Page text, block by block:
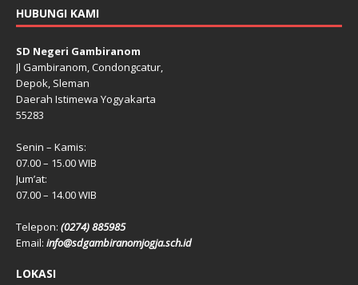
HUBUNGI KAMI
SD Negeri Gambiranom
Jl Gambiranom, Condongcatur,
Depok, Sleman
Daerah Istimewa Yogyakarta
55283
Senin – Kamis:
07.00 – 15.00 WIB
Jum’at:
07.00 – 14.00 WIB
Telepon: (0274) 885985
Email: info@sdgambiranomjogja.sch.id
LOKASI